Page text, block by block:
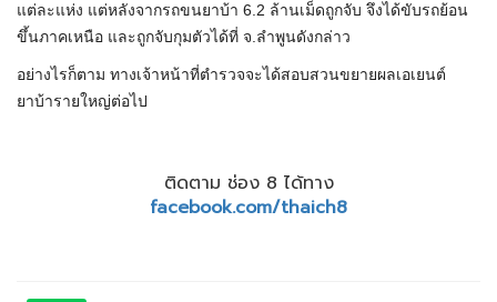
แต่ละแห่ง แต่หลังจากรถขนยาบ้า 6.2 ล้านเม็ดถูกจับ จึงได้ขับรถย้อน
ขึ้นภาคเหนือ และถูกจับกุมตัวได้ที่ จ.ลำพูนดังกล่าว
อย่างไรก็ตาม ทางเจ้าหน้าที่ตำรวจจะได้สอบสวนขยายผลเอเยนต์
ยาบ้ารายใหญ่ต่อไป
ติดตาม ช่อง 8 ได้ทาง
facebook.com/thaich8